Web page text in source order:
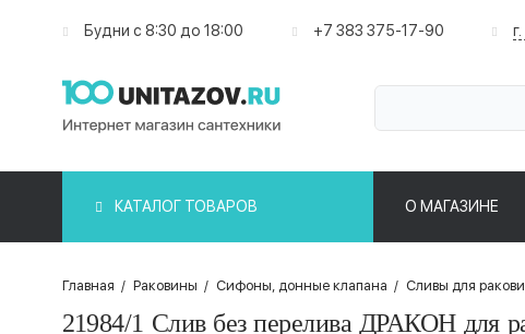
Будни с 8:30 до 18:00 +7 383 375-17-90
КАТАЛОГ ТОВАРОВ О МАГАЗИНЕ
Главная / Раковины / Сифоны, донные клапана / Сливы для
21984/1 Слив без перелива ДРАКОН для